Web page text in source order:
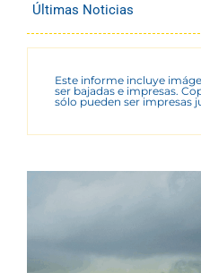
Últimas Noticias
Este informe incluye
ser bajadas e impresas.
sólo pueden ser impresas